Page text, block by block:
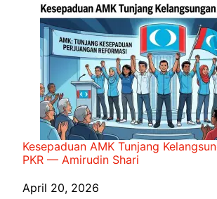
Kesepaduan AMK Tunjang
PKR — Amirudin Shari
Date
April 20, 2026